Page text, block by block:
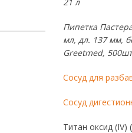
Пипетка
мл, дл. 137 мм,
Greetmed,
Сосуд для
Сосуд
Титан оксид (IV)